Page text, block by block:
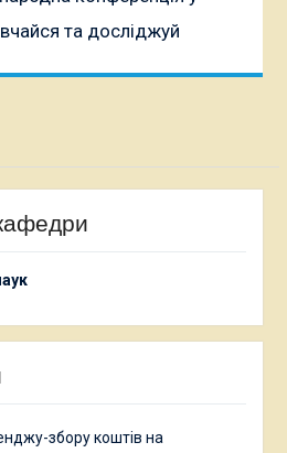
та досліджуй
збору коштів на